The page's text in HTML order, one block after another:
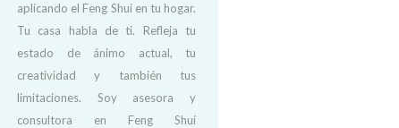
aplicando el Feng Shui en tu hogar.
Tu casa habla de ti. Refleja tu
estado de ánimo actual, tu
creatividad y también tus
limitaciones. Soy asesora y
consultora en Feng Shui